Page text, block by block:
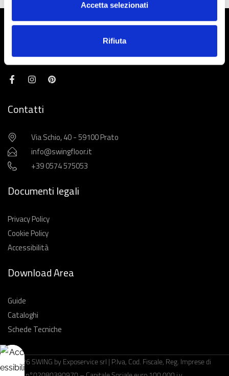
s
Accetta selezionati
Rifiuta
SWING by Exposervice srl
Contatti
Via Schio, 40 - 59100 Prato
info@swingfloor.it
+39 0574 575053
Documenti legali
Privacy Policy
Cookie Policy
Accessibilità
Download Area
Guide
Cataloghi
Schede Tecniche
© 2026 SWING by Exposervice srl | P.Iva, Cod. Fiscale, Reg. Imprese di